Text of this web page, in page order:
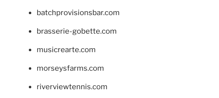
batchprovisionsbar.com
brasserie-gobette.com
musicrearte.com
morseysfarms.com
riverviewtennis.com